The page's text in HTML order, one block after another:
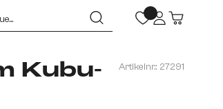
Kubu-
Artikelnr.: 27291